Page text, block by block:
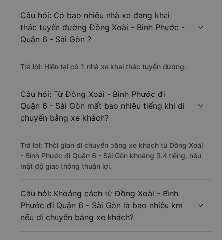
Câu hỏi: Có bao nhiêu nhà xe đang khai
thác tuyến đường Đồng Xoài - Bình Phước -
Quận 6 - Sài Gòn ?
Trả lời: Hiện tại có 1 nhà xe khai thác tuyến đường.
Câu hỏi: Từ Đồng Xoài - Bình Phước đi
Quận 6 - Sài Gòn mất bao nhiêu tiếng khi di
chuyển bằng xe khách?
Trả lời: Thời gian di chuyển bằng xe khách từ Đồng Xoài
- Bình Phước đi Quận 6 - Sài Gòn khoảng 3.4 tiếng, nếu
mật độ giao thông thuận lợi.
Câu hỏi: Khoảng cách từ Đồng Xoài - Bình
Phước đi Quận 6 - Sài Gòn là bao nhiêu km
nếu di chuyển bằng xe khách?